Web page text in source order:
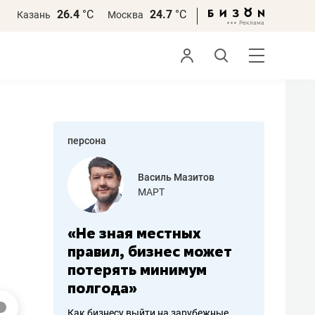
Казань 26.4 °С Москва 24.7 °С
персона
Василь Мазитов
МАРТ
«Не зная местных
правил, бизнес может
потерять минимум
полгода»